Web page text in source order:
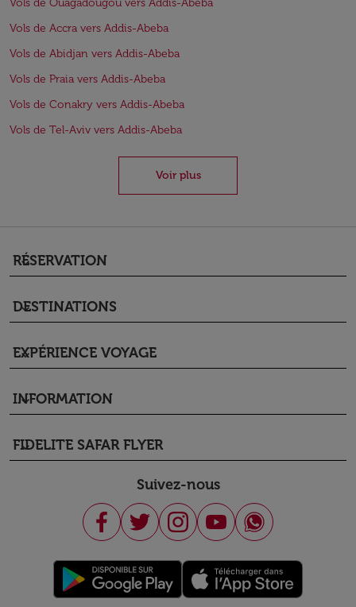
Vols de Ouagadougou vers Addis-Abeba
Vols de Accra vers Addis-Abeba
Vols de Abidjan vers Addis-Abeba
Vols de Praia vers Addis-Abeba
Vols de Conakry vers Addis-Abeba
Vols de Tel-Aviv vers Addis-Abeba
Voir plus
RÉSERVATION
keyboard_arrow_down
DESTINATIONS
keyboard_arrow_down
EXPÉRIENCE VOYAGE
keyboard_arrow_down
INFORMATION
keyboard_arrow_down
FIDELITE SAFAR FLYER
keyboard_arrow_down
Suivez-nous